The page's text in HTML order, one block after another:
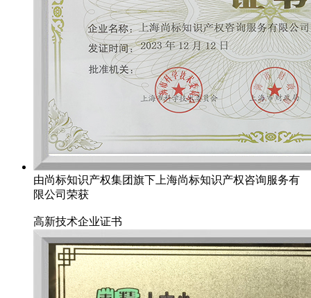
由尚标知识产权集团旗下上海尚标知识产权咨询服务有
限公司荣获
高新技术企业证书